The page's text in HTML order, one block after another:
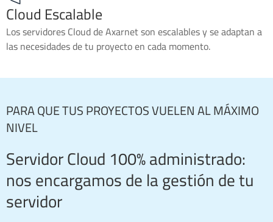
Cloud Escalable
Los servidores Cloud de Axarnet son escalables y se adaptan a
las necesidades de tu proyecto en cada momento.
PARA QUE TUS PROYECTOS VUELEN AL MÁXIMO
NIVEL
Servidor Cloud 100% administrado:
nos encargamos de la gestión de tu
servidor